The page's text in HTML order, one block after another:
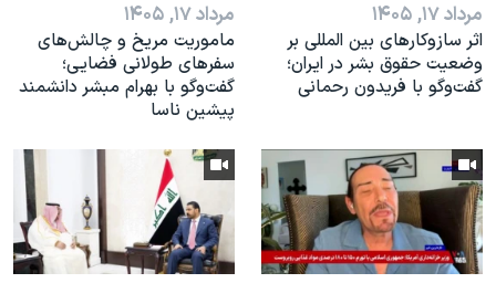
مرداد ۱۷, ۱۴۰۵
اثر ساز‌و‌کارهای بین المللی بر
وضعیت حقوق بشر در ایران؛
گفت‌وگو با فریدون رحمانی
مرداد ۱۷, ۱۴۰۵
ماموریت مریخ و چالش‌های
سفرهای طولانی فضایی؛
گفت‌وگو با بهرام مبشر دانشمند
پیشین ناسا